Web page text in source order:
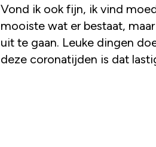
Vond ik ook fijn, ik vind
mooiste wat er bestaat,
uit te gaan. Leuke dingen
deze coronatijden is dat